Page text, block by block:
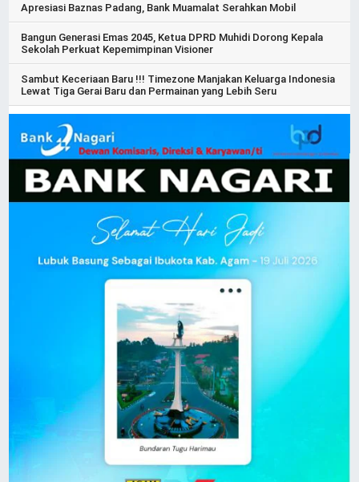
Apresiasi Baznas Padang, Bank Muamalat Serahkan Mobil
Bangun Generasi Emas 2045, Ketua DPRD Muhidi Dorong Kepala
Sekolah Perkuat Kepemimpinan Visioner
Sambut Keceriaan Baru !!! Timezone Manjakan Keluarga Indonesia
Lewat Tiga Gerai Baru dan Permainan yang Lebih Seru